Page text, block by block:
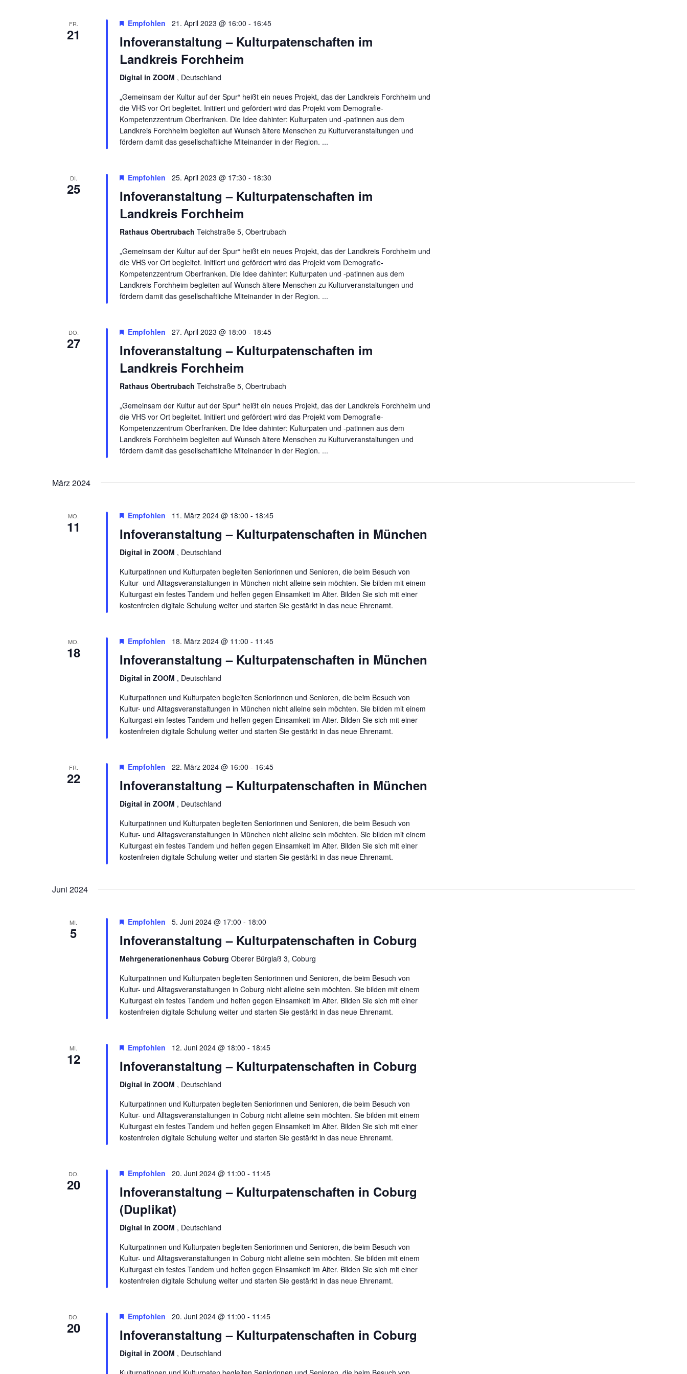
UND
ANSICHTEN,
NAVIGATION
FR.
21
Empfohlen 21. April 2023 @ 16:00 - 16:45
Infoveranstaltung – Kulturpatenschaften im
Landkreis Forchheim
Digital in ZOOM , Deutschland
„Gemeinsam der Kultur auf der Spur“ heißt ein neues Projekt, das der Landkreis Forchheim und
die VHS vor Ort begleitet. Initiiert und gefördert wird das Projekt vom Demografie-
Kompetenzzentrum Oberfranken. Die Idee dahinter: Kulturpaten und -patinnen aus dem
Landkreis Forchheim begleiten auf Wunsch ältere Menschen zu Kulturveranstaltungen und
fördern damit das gesellschaftliche Miteinander in der Region. ...
DI.
25
Empfohlen 25. April 2023 @ 17:30 - 18:30
Infoveranstaltung – Kulturpatenschaften im
Landkreis Forchheim
Rathaus Obertrubach Teichstraße 5, Obertrubach
„Gemeinsam der Kultur auf der Spur“ heißt ein neues Projekt, das der Landkreis Forchheim und
die VHS vor Ort begleitet. Initiiert und gefördert wird das Projekt vom Demografie-
Kompetenzzentrum Oberfranken. Die Idee dahinter: Kulturpaten und -patinnen aus dem
Landkreis Forchheim begleiten auf Wunsch ältere Menschen zu Kulturveranstaltungen und
fördern damit das gesellschaftliche Miteinander in der Region. ...
DO.
27
Empfohlen 27. April 2023 @ 18:00 - 18:45
Infoveranstaltung – Kulturpatenschaften im
Landkreis Forchheim
Rathaus Obertrubach Teichstraße 5, Obertrubach
„Gemeinsam der Kultur auf der Spur“ heißt ein neues Projekt, das der Landkreis Forchheim und
die VHS vor Ort begleitet. Initiiert und gefördert wird das Projekt vom Demografie-
Kompetenzzentrum Oberfranken. Die Idee dahinter: Kulturpaten und -patinnen aus dem
Landkreis Forchheim begleiten auf Wunsch ältere Menschen zu Kulturveranstaltungen und
fördern damit das gesellschaftliche Miteinander in der Region. ...
März 2024
MO.
11
Empfohlen 11. März 2024 @ 18:00 - 18:45
Infoveranstaltung – Kulturpatenschaften in München
Digital in ZOOM , Deutschland
Kulturpatinnen und Kulturpaten begleiten Seniorinnen und Senioren, die beim Besuch von
Kultur- und Alltagsveranstaltungen in München nicht alleine sein möchten. Sie bilden mit einem
Kulturgast ein festes Tandem und helfen gegen Einsamkeit im Alter. Bilden Sie sich mit einer
kostenfreien digitale Schulung weiter und starten Sie gestärkt in das neue Ehrenamt.
MO.
18
Empfohlen 18. März 2024 @ 11:00 - 11:45
Infoveranstaltung – Kulturpatenschaften in München
Digital in ZOOM , Deutschland
Kulturpatinnen und Kulturpaten begleiten Seniorinnen und Senioren, die beim Besuch von
Kultur- und Alltagsveranstaltungen in München nicht alleine sein möchten. Sie bilden mit einem
Kulturgast ein festes Tandem und helfen gegen Einsamkeit im Alter. Bilden Sie sich mit einer
kostenfreien digitale Schulung weiter und starten Sie gestärkt in das neue Ehrenamt.
FR.
22
Empfohlen 22. März 2024 @ 16:00 - 16:45
Infoveranstaltung – Kulturpatenschaften in München
Digital in ZOOM , Deutschland
Kulturpatinnen und Kulturpaten begleiten Seniorinnen und Senioren, die beim Besuch von
Kultur- und Alltagsveranstaltungen in München nicht alleine sein möchten. Sie bilden mit einem
Kulturgast ein festes Tandem und helfen gegen Einsamkeit im Alter. Bilden Sie sich mit einer
kostenfreien digitale Schulung weiter und starten Sie gestärkt in das neue Ehrenamt.
Juni 2024
MI.
5
Empfohlen 5. Juni 2024 @ 17:00 - 18:00
Infoveranstaltung – Kulturpatenschaften in Coburg
Mehrgenerationenhaus Coburg Oberer Bürglaß 3, Coburg
Kulturpatinnen und Kulturpaten begleiten Seniorinnen und Senioren, die beim Besuch von
Kultur- und Alltagsveranstaltungen in Coburg nicht alleine sein möchten. Sie bilden mit einem
Kulturgast ein festes Tandem und helfen gegen Einsamkeit im Alter. Bilden Sie sich mit einer
kostenfreien digitale Schulung weiter und starten Sie gestärkt in das neue Ehrenamt.
MI.
12
Empfohlen 12. Juni 2024 @ 18:00 - 18:45
Infoveranstaltung – Kulturpatenschaften in Coburg
Digital in ZOOM , Deutschland
Kulturpatinnen und Kulturpaten begleiten Seniorinnen und Senioren, die beim Besuch von
Kultur- und Alltagsveranstaltungen in Coburg nicht alleine sein möchten. Sie bilden mit einem
Kulturgast ein festes Tandem und helfen gegen Einsamkeit im Alter. Bilden Sie sich mit einer
kostenfreien digitale Schulung weiter und starten Sie gestärkt in das neue Ehrenamt.
DO.
20
Empfohlen 20. Juni 2024 @ 11:00 - 11:45
Infoveranstaltung – Kulturpatenschaften in Coburg
(Duplikat)
Digital in ZOOM , Deutschland
Kulturpatinnen und Kulturpaten begleiten Seniorinnen und Senioren, die beim Besuch von
Kultur- und Alltagsveranstaltungen in Coburg nicht alleine sein möchten. Sie bilden mit einem
Kulturgast ein festes Tandem und helfen gegen Einsamkeit im Alter. Bilden Sie sich mit einer
kostenfreien digitale Schulung weiter und starten Sie gestärkt in das neue Ehrenamt.
DO.
20
Empfohlen 20. Juni 2024 @ 11:00 - 11:45
Infoveranstaltung – Kulturpatenschaften in Coburg
Digital in ZOOM , Deutschland